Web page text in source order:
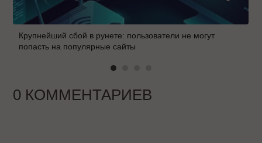
Крупнейший сбой в рунете: пользователи не могут
попасть на популярные сайты
0 КОММЕНТАРИЕВ